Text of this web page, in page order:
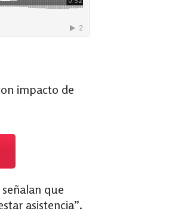
impacto de
que
asistencia”.